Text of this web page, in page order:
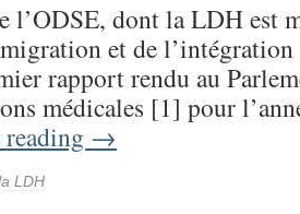
l’ODSE, dont la LDH est
et de
rapport rendu au
médicales [1] pour
→
LDH